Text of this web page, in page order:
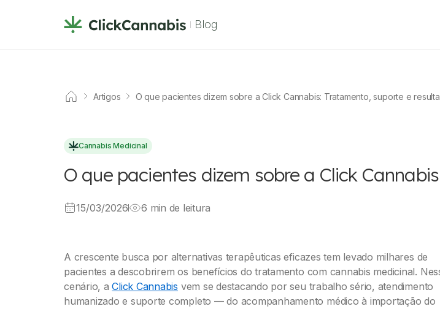
Blog
Artigos O que pacientes dizem sobre a Click Cannabis: Tratamento, suporte e
Cannabis Medicinal
O que pacientes dizem sobre a Click
15/03/2026 6 min de leitura
A crescente busca por alternativas terapêuticas eficazes tem levado milhares de
pacientes a descobrirem os benefícios do tratamento com cannabis medicinal.
cenário, aClick Cannabis vem se destacando por seu trabalho sério, atendimento
humanizado e suporte completo — do acompanhamento médico à importação do